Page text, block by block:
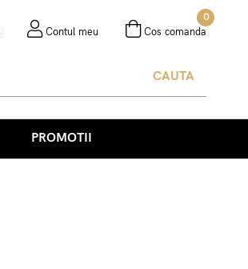
Contul meu
0
Cos comanda
CAUTA
PROMOTII